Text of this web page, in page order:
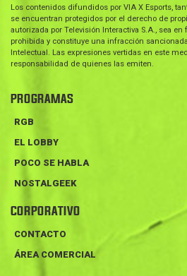
Los contenidos difundidos por VIA X Esports,
se encuentran protegidos por el derecho de
autorizada por Televisión Interactiva S.A., sea en
prohibida y constituye una infracción
Intelectual. Las expresiones vertidas en este
responsabilidad de quienes las emiten.
PROGRAMAS
RGB
EL LOBBY
POCO SE HABLA
NOSTALGEEK
CORPORATIVO
CONTACTO
ÁREA COMERCIAL